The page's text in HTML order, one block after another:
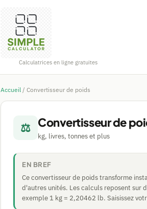
Calculatrices en ligne gratuites
Accueil / Convertisseur de poids
⚖ Convertisseur de
kg, livres, tonnes et plus
EN BREF
Ce convertisseur de poids transforme
d'autres unités. Les calculs reposent sur
exemple 1 kg = 2,20462 lb. Saisissez